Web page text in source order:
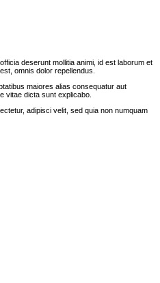
deserunt mollitia animi, id est laborum et
omnis dolor repellendus.
maiores alias consequatur aut
vitae dicta sunt explicabo.
adipisci velit, sed quia non numquam